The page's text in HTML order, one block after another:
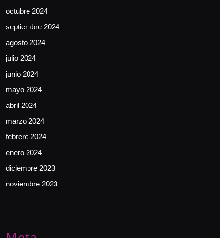
octubre 2024
septiembre 2024
agosto 2024
julio 2024
junio 2024
mayo 2024
abril 2024
marzo 2024
febrero 2024
enero 2024
diciembre 2023
noviembre 2023